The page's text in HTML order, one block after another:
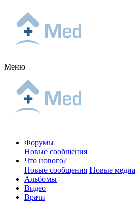
Меню
Форумы
Новые сообщения
Что нового?
Новые сообщения Новые медиа
Альбомы
Видео
Врачи